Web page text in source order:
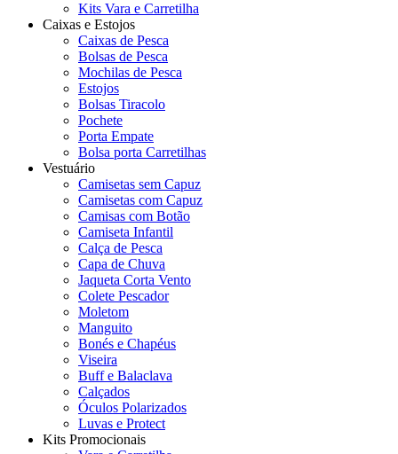
Kits Vara e Carretilha
Caixas e Estojos
Caixas de Pesca
Bolsas de Pesca
Mochilas de Pesca
Estojos
Bolsas Tiracolo
Pochete
Porta Empate
Bolsa porta Carretilhas
Vestuário
Camisetas sem Capuz
Camisetas com Capuz
Camisas com Botão
Camiseta Infantil
Calça de Pesca
Capa de Chuva
Jaqueta Corta Vento
Colete Pescador
Moletom
Manguito
Bonés e Chapéus
Viseira
Buff e Balaclava
Calçados
Óculos Polarizados
Luvas e Protect
Kits Promocionais